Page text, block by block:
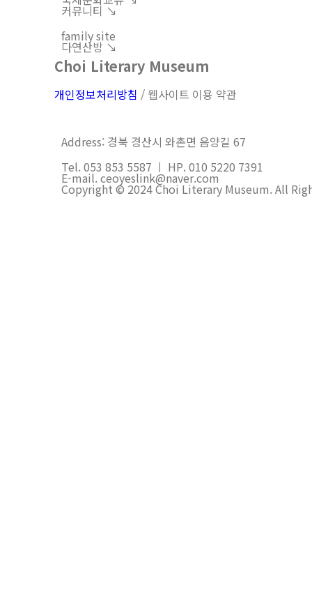
커뮤니티 ↘︎
family site
다연산방 ↘︎
Choi Literary Museum
개인정보처리방침 / 웹사이트 이용 약관
Address: 경북 경산시 와촌면 음양길 67
Tel. 053 853 5587 ㅣ HP. 010 5220 7391
E-mail. ceoyeslink@naver.com
Copyright © 2024 Choi Literary Museum. All